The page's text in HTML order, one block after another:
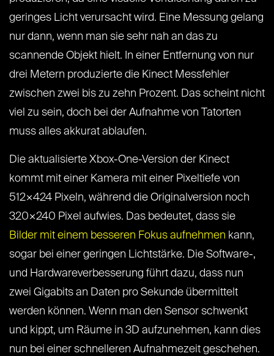
geringes Licht verursacht wird. Eine Messung gelang
nur dann, wenn man sie sehr nah an das zu
scannende Objekt hielt. In einer Entfernung von nur
drei Metern produzierte die Kinect Messfehler
zwischen zwei bis zu zehn Prozent. Das scheint nicht
viel zu sein, doch bei der Aufnahme von Tatorten
muss alles akkurat ablaufen.
Die aktualisierte Xbox-One-Version der Kinect
kommt mit einer Kamera mit einer Pixeltiefe von
512×424 Pixeln, während die Originalversion noch
320×240 Pixel aufwies. Das bedeutet, dass sie
Bilder mit einem besseren Fokus aufnehmen kann,
sogar bei einer geringen Lichtstärke. Die Software-,
und Hardwareverbesserung führt dazu, dass nun
zwei Gigabits an Daten pro Sekunde übermittelt
werden können. Wenn man den Sensor schwenkt
und kippt, um Räume in 3D aufzunehmen, kann dies
nun bei einer schnelleren Aufnahmezeit geschehen.